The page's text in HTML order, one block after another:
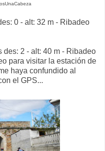
0 - alt: 32 m - Ribadeo
des: 2 - alt: 40 m - Ribadeo
para visitar la estación de
haya confundido al
el GPS...